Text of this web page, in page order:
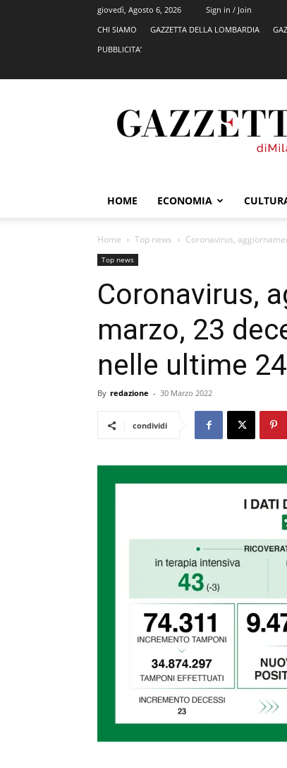
giovedì, Agosto 6, 2026
Sign in / Join
CHI SIAMO
GAZZETTA DELLA LOMBARDIA
PUBBLICITA’
HOME ECONOMIA
Home Top news Coronavirus,
Top news
Coronavirus,
marzo, 23
nelle ultime
By redazione - 30 Marzo 2022
condividi